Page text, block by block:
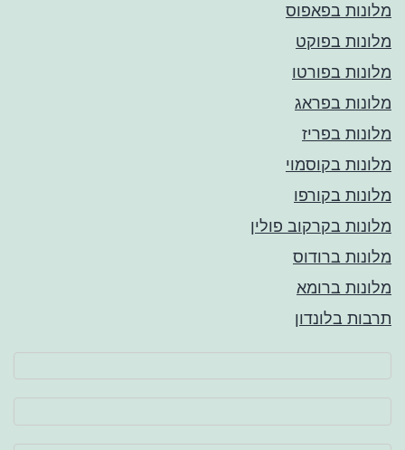
מלונות בפאפוס
מלונות בפוקט
מלונות בפורטו
מלונות בפראג
מלונות בפריז
מלונות בקוסמוי
מלונות בקורפו
מלונות בקרקוב פולין
מלונות ברודוס
מלונות ברומא
תרבות בלונדון